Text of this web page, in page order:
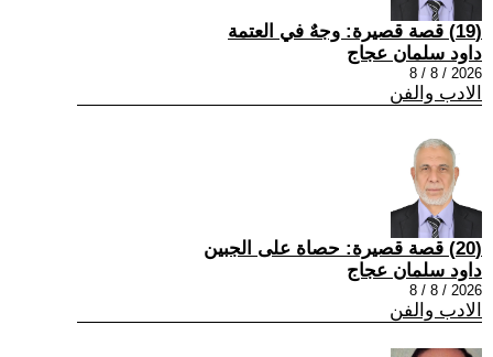
(19) قصة قصيرة: وجهٌ في العتمة
داود سلمان عجاج
2026 / 8 / 8
الادب والفن
(20) قصة قصيرة: حصاة على الجبين
داود سلمان عجاج
2026 / 8 / 8
الادب والفن